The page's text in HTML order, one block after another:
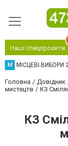
Наші спецпроєкти
М МІСЦЕВІ ВИБОРИ
Головна Довідник
мистецтв
КЗ
КЗ